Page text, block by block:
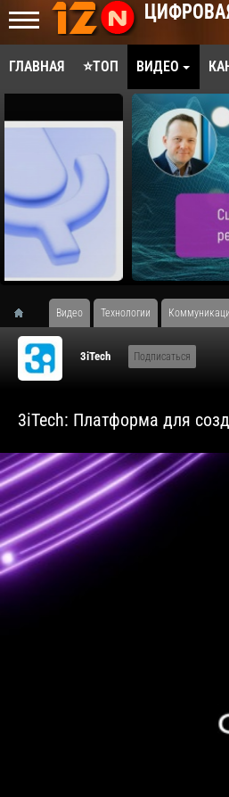
ГЛАВНАЯ ⭐ТОП ВИДЕО
Видео Технологии
3iTech Подписаться
3iTech: Платформа для